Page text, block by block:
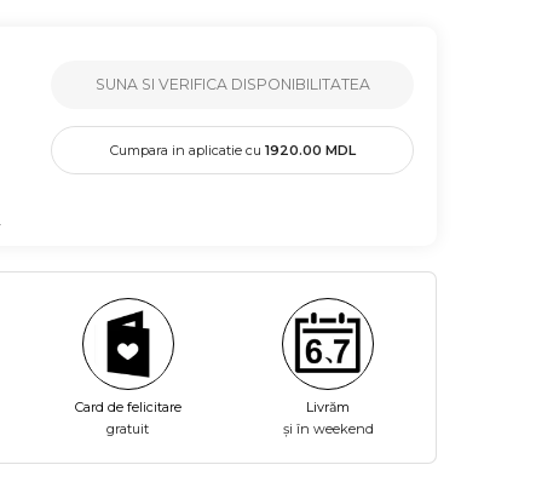
SUNA SI VERIFICA DISPONIBILITATEA
Cumpara in aplicatie cu 1920.00 MDL
Card de felicitare
gratuit
Livrăm
și în weekend